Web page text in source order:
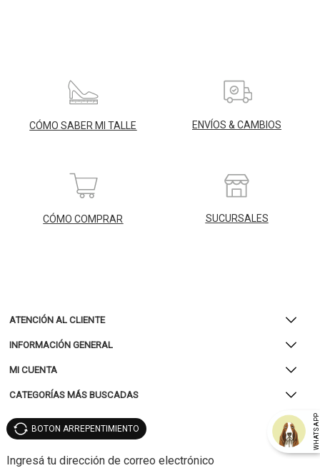
CÓMO SABER MI TALLE ENVÍOS & CAMBIOS
CÓMO COMPRAR SUCURSALES
ATENCIÓN AL CLIENTE
INFORMACIÓN GENERAL
MI CUENTA
CATEGORÍAS MÁS BUSCADAS
WHATSAPP
BOTON ARREPENTIMIENTO